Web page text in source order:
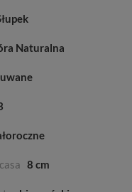
Naturalna
8 cm